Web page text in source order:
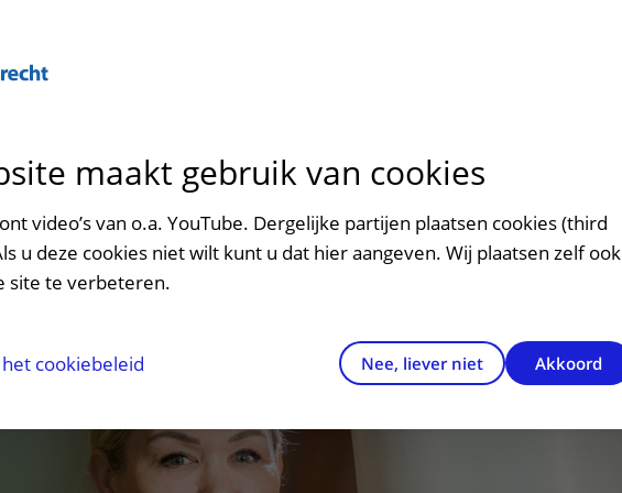
patiëntportaal
het ziekenhuis
en voorzieningen
en veiligheid
Contact en route
Contactgegevens
Contact met polikliniek
Verwijzers
Teleconsult aanvragen
Zorgverlenersportaal
maakt gebruik van cookies
video’s van o.a. YouTube. Dergelijke partijen plaatsen cookies (third
u deze cookies niet wilt kunt u dat hier aangeven. Wij plaatsen zelf ook
site te verbeteren.
cookiebeleid Nee, liever niet Akkoord